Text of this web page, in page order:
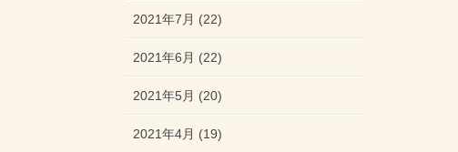
2021年7月 (22)
2021年6月 (22)
2021年5月 (20)
2021年4月 (19)